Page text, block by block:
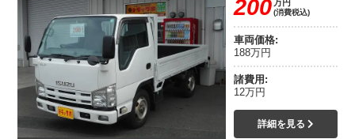
200万円
(消費税込)
車両価格:
188万円
諸費用:
12万円
詳細を見る